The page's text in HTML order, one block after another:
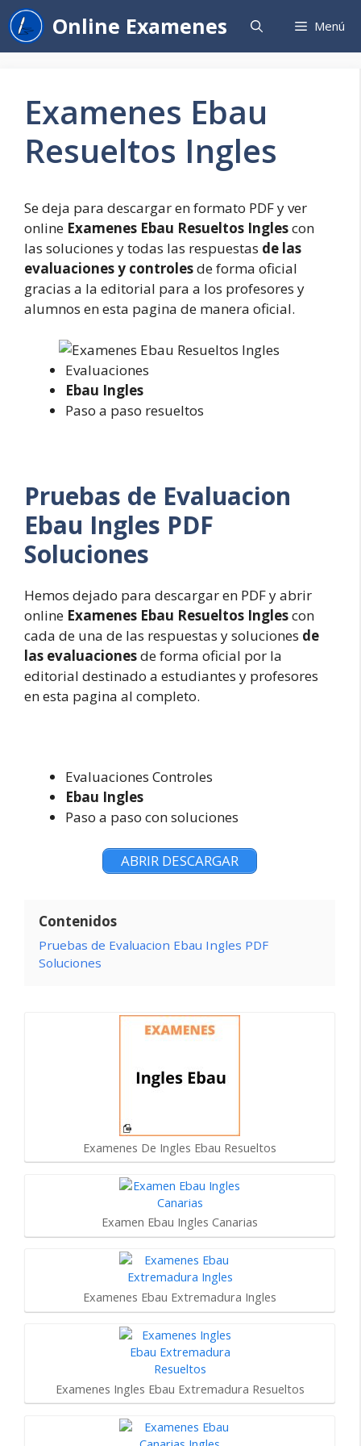
Saltar
al
contenido
Online Examenes Menú
Examenes Ebau
Resueltos Ingles
Se deja para descargar en formato PDF y ver
online Examenes Ebau Resueltos Inglescon
las soluciones y todas las respuestas de las
evaluaciones y controlesde forma oficial
gracias a la editorial para a los profesores y
alumnos en esta pagina de manera oficial.
Evaluaciones
Ebau Ingles
Paso a paso resueltos
Pruebas de Evaluacion
Ebau Ingles PDF
Soluciones
Hemos dejado para descargar en PDF y abrir
online Examenes Ebau Resueltos Inglescon
cada de una de las respuestas y soluciones de
las evaluacionesde forma oficial por la
editorial destinado a estudiantes y profesores
en esta pagina al completo.
Evaluaciones Controles
Ebau Ingles
Paso a paso con soluciones
ABRIR DESCARGAR
Contenidos
Pruebas de Evaluacion Ebau Ingles PDF
Soluciones
Examenes De Ingles Ebau Resueltos
Examen Ebau Ingles Canarias
Examenes Ebau Extremadura Ingles
Examenes Ingles Ebau Extremadura Resueltos